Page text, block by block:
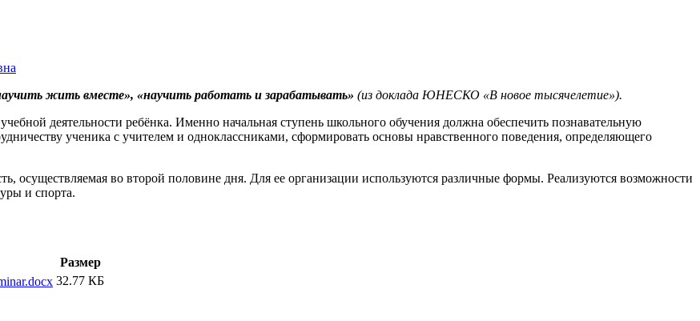
жить вместе», «научить работать и зарабатывать» (из доклада ЮНЕСКО «В новое тысячелетие»).
деятельности ребёнка. Именно начальная ступень школьного обучения должна обеспечить познавательную
ученика с учителем и одноклассниками, сформировать основы нравственного поведения, определяющего
осуществляемая во второй половине дня. Для ее организации используются различные формы. Реализуются возможности
и спорта.
Размер
32.77 КБ